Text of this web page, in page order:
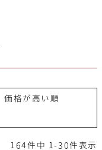
価格が高い順
164件中 1- 30件表示